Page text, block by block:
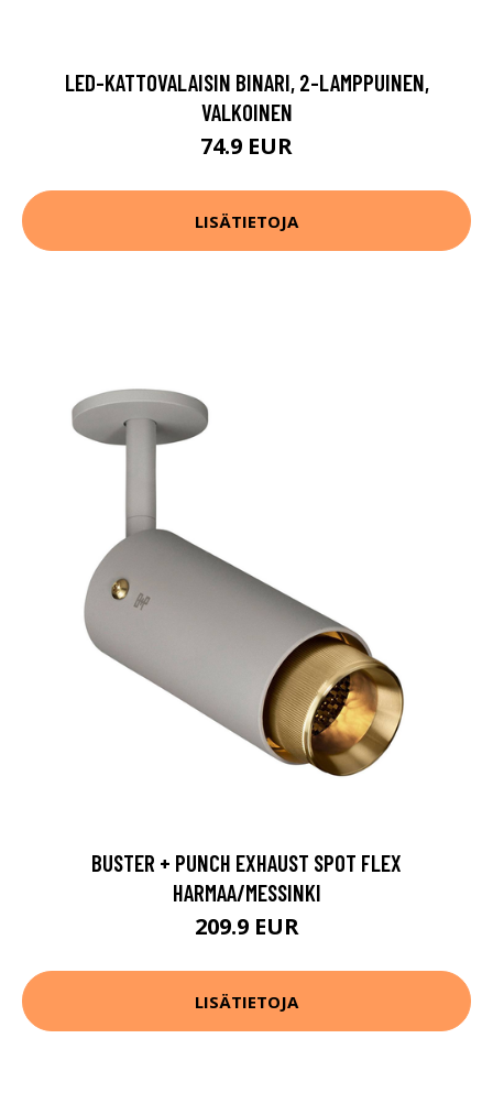
LED-KATTOVALAISIN BINARI, 2-LAMPPUINEN,
VALKOINEN
74.9 EUR
LISÄTIETOJA
BUSTER + PUNCH EXHAUST SPOT FLEX
HARMAA/MESSINKI
209.9 EUR
LISÄTIETOJA